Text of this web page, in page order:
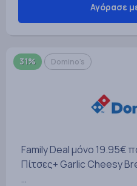
Αγόρασε
31% Domino's
Family Deal μόνο 19.95€
Πίτσες+ Garlic Cheesy
…